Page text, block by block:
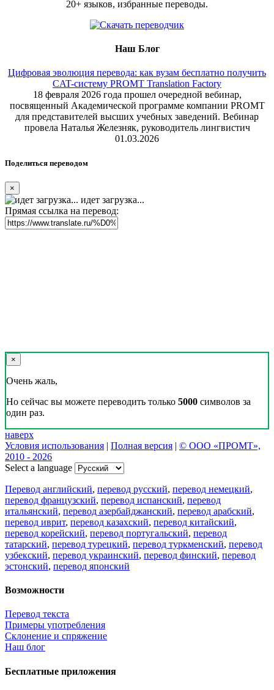
20+ языков, избранные переводы.
Наш Блог
Цифровая эволюция перевода: как вузам бесплатно получить
CAT-систему PROMT Translation Factory
18 февраля 2026 года прошел очередной вебинар,
посвященный Академической программе компании PROMT
для представителей высших учебных заведений. Вебинар
провела Наталья Железняк, руководитель лингвистич
01.03.2026
Поделиться переводом
×
идет загрузка...
Прямая ссылка на перевод:
×
Очень жаль,
Но сейчас вы можете переводить только 5000 символов за
один раз.
наверх
Условия использования | Полная версия | © ООО «ПРОМТ»,
2010 - 2026
Select a language
Перевод английский, перевод русский, перевод немецкий,
перевод французский, перевод испанский, перевод
итальянский, перевод азербайджанский, перевод арабский,
перевод иврит, перевод казахский, перевод китайский,
перевод корейский, перевод португальский, перевод
татарский, перевод турецкий, перевод туркменский, перевод
узбекский, перевод украинский, перевод финский, перевод
эстонский, перевод японский
Возможности
Перевод текста
Примеры употребления
Склонение и спряжение
Наш блог
Бесплатные приложения